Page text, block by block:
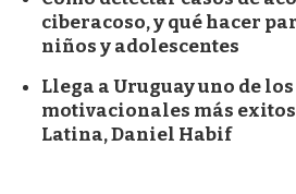
ciberacoso, y qué hacer
niños y adolescentes
Llega a Uruguay uno de
motivacionales más
Latina, Daniel Habif